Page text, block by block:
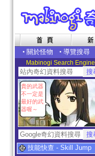
• 關於怪物 • 導覽搜尋
Mabinogi Search Engine
貴的武器
不一定是
最好的武
器喔～
技能快查 - Skill Jump